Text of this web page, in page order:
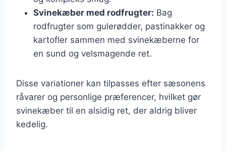
Svinekæber med rodfrugter: Bag
rodfrugter som gulerødder, pastinakker og
kartofler sammen med svinekæberne for
en sund og velsmagende ret.
Disse variationer kan tilpasses efter sæsonens
råvarer og personlige præferencer, hvilket gør
svinekæber til en alsidig ret, der aldrig bliver
kedelig.